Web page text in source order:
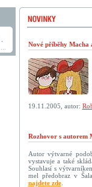
Nové příběhy Macha
19.11.2005, autor:
Rozhovor s autorem
Autor výtvarné
vystavuje a také
Souhlasí s
mel předobraz v
najdete zde.